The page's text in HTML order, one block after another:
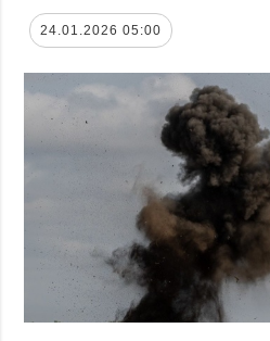
Política
Economía
Defensa
Sociedad y
Cultura
Deportes
Desastres y
emergencias
ADICIONAL
24.01.2026 05:00